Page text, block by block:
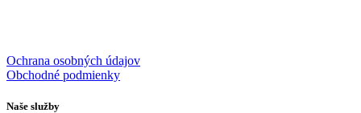
Ochrana osobných údajov
Obchodné podmienky
Naše služby